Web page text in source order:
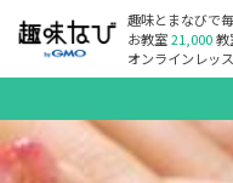
趣味とまなびで
お教室21,000教
オンラインレッ